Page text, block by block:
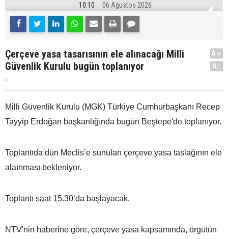
10:10 06 Ağustos 2026
Çerçeve yasa tasarısının ele alınacağı Milli
Güvenlik Kurulu bugün toplanıyor
.
A+
A-
Milli Güvenlik Kurulu (MGK) Türkiye Cumhurbaşkanı Recep
Tayyip Erdoğan başkanlığında bugün Beştepe'de toplanıyor.
Toplantıda dün Meclis’e sunulan çerçeve yasa taslağının ele
alaınması bekleniyor.
Toplantı saat 15.30’da başlayacak.
NTV'nin haberine göre, çerçeve yasa kapsamında, örgütün